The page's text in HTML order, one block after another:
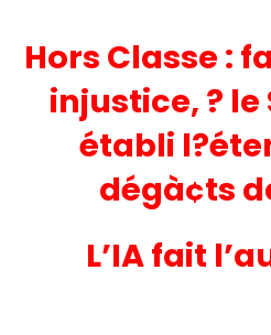
Hors Classe :
injustice, ? le
établi
dégà¢ts
L’IA fait